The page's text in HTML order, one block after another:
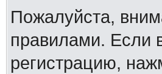
Пожалуйста,
правилами. Если
регистрацию,